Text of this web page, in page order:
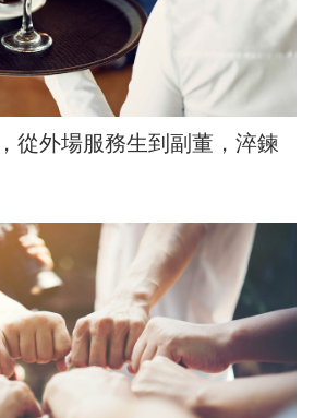
從外場服務生到副董，淬鍊